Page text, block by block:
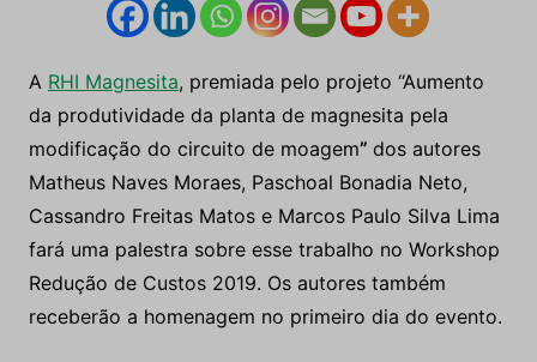
A RHI Magnesita, premiada pelo projeto “Aumento
da produtividade da planta de magnesita pela
modificação do circuito de moagem” dos autores
Matheus Naves Moraes, Paschoal Bonadia Neto,
Cassandro Freitas Matos e Marcos Paulo Silva Lima
fará uma palestra sobre esse trabalho no Workshop
Redução de Custos 2019. Os autores também
receberão a homenagem no primeiro dia do evento.